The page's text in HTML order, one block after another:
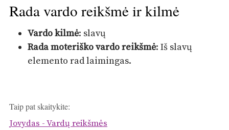
Rada vardo reikšmė ir kilmė
Vardo kilmė: slavų
Rada moteriško vardo reikšmė: Iš slavų
elemento rad laimingas.
Taip pat skaitykite:
Jovydas - Vardų reikšmės